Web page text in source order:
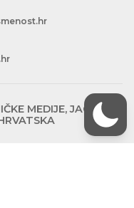
MEDIJE, JAGIĆEVA